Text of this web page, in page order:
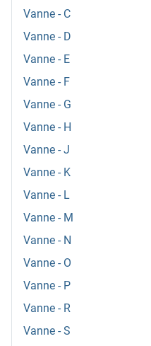
Vanne - C
Vanne - D
Vanne - E
Vanne - F
Vanne - G
Vanne - H
Vanne - J
Vanne - K
Vanne - L
Vanne - M
Vanne - N
Vanne - O
Vanne - P
Vanne - R
Vanne - S